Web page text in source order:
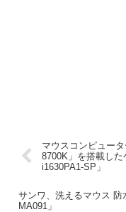
マウスコンピュー
8700K」を搭載し
i1630PA1-SP」
サンワ、洗えるマウス
MA091」